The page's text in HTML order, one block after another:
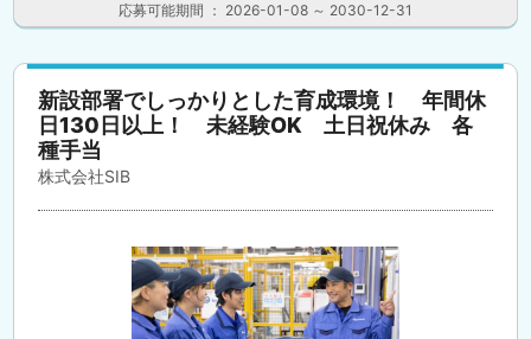
応募可能期間 ： 2026-01-08 ～ 2030-12-31
新設部署でしっかりとした育成環境！ 年間休
日130日以上！ 未経験OK 土日祝休み 各
種手当
株式会社SIB